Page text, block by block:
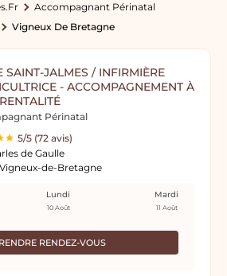
Accompagnant Périnatal
Vigneux De Bretagne
SAINT-JALMES / INFIRMIÈRE
- ACCOMPAGNEMENT À
Périnatal
5/5 (72 avis)
de Gaulle
de-Bretagne
RENDEZ-VOUS
Lundi
10 Août
Mardi
11 Août